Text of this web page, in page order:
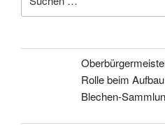
nach:
Rolle beim
Blechen-